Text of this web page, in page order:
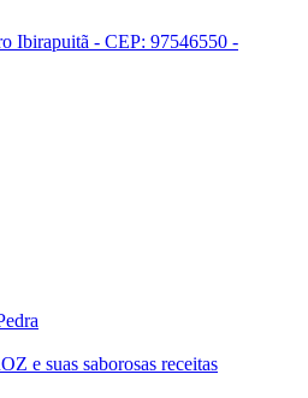
Ibirapuitã - CEP: 97546550 -
e suas saborosas receitas